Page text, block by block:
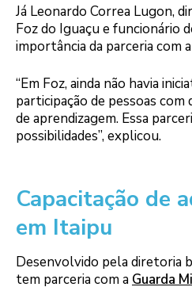
Já Leonardo Correa Lugon,
Foz do Iguaçu e funcionário
importância da parceria com
“Em Foz, ainda não havia
participação de pessoas com
de aprendizagem. Essa
possibilidades”, explicou.
Capacitação de
em Itaipu
Desenvolvido pela diretoria
tem parceria com a Guarda